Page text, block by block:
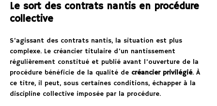
Le sort des contrats nantis en procédure
collective
S’agissant des contrats nantis, la situation est plus
complexe. Le créancier titulaire d’un nantissement
régulièrement constitué et publié avant l’ouverture de la
procédure bénéficie de la qualité de créancier privilégié. À
ce titre, il peut, sous certaines conditions, échapper à la
discipline collective imposée par la procédure.